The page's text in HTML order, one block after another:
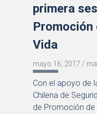
primera
Promoción
Vida
mayo 16, 2017 /
Con el apoyo de
Chilena de
de Promoción de